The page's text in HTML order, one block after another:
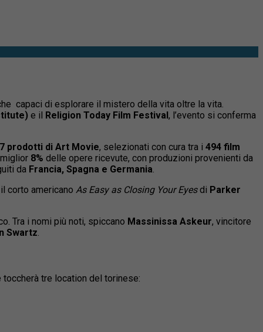
capaci di esplorare il mistero della vita oltre la vita.
e il Religion Today Film Festival, l’evento si conferma
prodotti di Art Movie, selezionati con cura tra i 494 film
8% delle opere ricevute, con produzioni provenienti da
da Francia, Spagna e Germania.
corto americano As Easy as Closing Your Eyesdi Parker
Tra i nomi più noti, spiccano Massinissa Askeur, vincitore
Swartz.
toccherà tre location del torinese: